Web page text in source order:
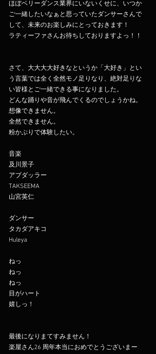
ほぼベリーダンス業界にいないくせに、いつか
ご一緒したいなぁと思っていたダンサーさんで
して、未来のお楽しみにとっておきます！
ラティーファさんお待ちしておりますよっ！！
さて、大大大大好きなというか「大好き」とい
う言葉では全く全然モノ足りなり、絶対足りな
い皆様とご一緒できる事になりました。
どんな踊りや音が飛んでくるのでしょうかね。
想像できません。
全然できません。
粉かぶりで体験したい。
音楽
及川景子
アブダッラー
TAKSEEMA
山宮英仁
ダンサー
タカダアキコ
Huleya
ねっ
ねっ
ねっ
目がハート
嬉しっ！
最後になりまてすみません！
楽屋さん26 周年本当におめでとうございまー